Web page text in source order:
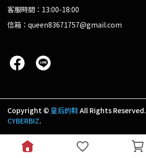
客服時間：13:00-18:00
信箱：queen83671757@gmail.com
Copyright © 皇后的鞋All Rights Reserved.
CYBERBIZ.